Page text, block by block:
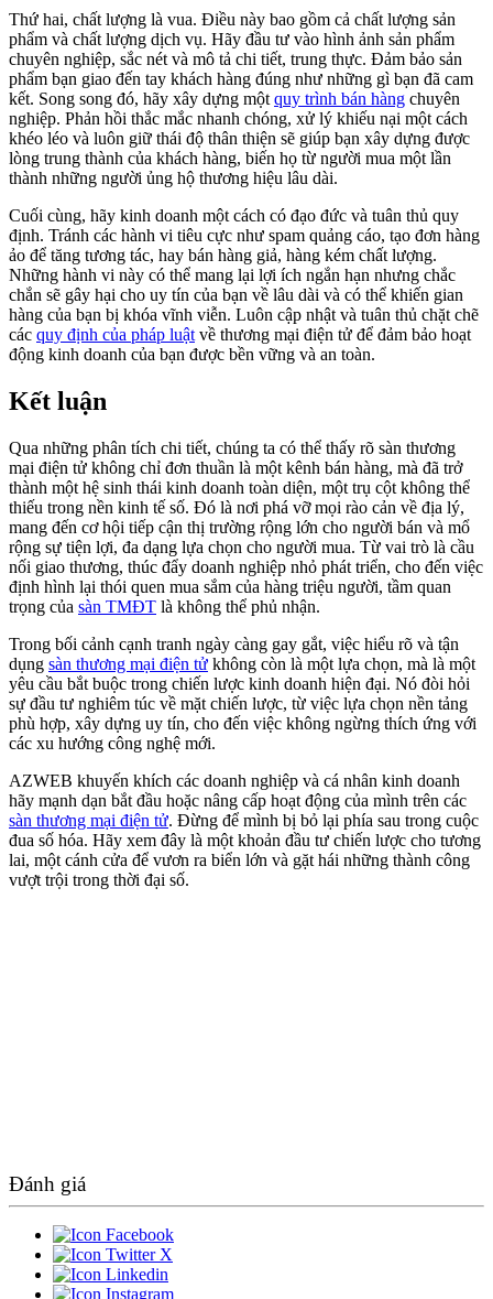
Thứ hai, chất lượng là vua. Điều này bao gồm cả chất lượng sản
phẩm và chất lượng dịch vụ. Hãy đầu tư vào hình ảnh sản phẩm
chuyên nghiệp, sắc nét và mô tả chi tiết, trung thực. Đảm bảo sản
phẩm bạn giao đến tay khách hàng đúng như những gì bạn đã cam
kết. Song song đó, hãy xây dựng một quy trình bán hàng chuyên
nghiệp. Phản hồi thắc mắc nhanh chóng, xử lý khiếu nại một cách
khéo léo và luôn giữ thái độ thân thiện sẽ giúp bạn xây dựng được
lòng trung thành của khách hàng, biến họ từ người mua một lần
thành những người ủng hộ thương hiệu lâu dài.
Cuối cùng, hãy kinh doanh một cách có đạo đức và tuân thủ quy
định. Tránh các hành vi tiêu cực như spam quảng cáo, tạo đơn hàng
ảo để tăng tương tác, hay bán hàng giả, hàng kém chất lượng.
Những hành vi này có thể mang lại lợi ích ngắn hạn nhưng chắc
chắn sẽ gây hại cho uy tín của bạn về lâu dài và có thể khiến gian
hàng của bạn bị khóa vĩnh viễn. Luôn cập nhật và tuân thủ chặt chẽ
các quy định của pháp luật về thương mại điện tử để đảm bảo hoạt
động kinh doanh của bạn được bền vững và an toàn.
Kết luận
Qua những phân tích chi tiết, chúng ta có thể thấy rõ sàn thương
mại điện tử không chỉ đơn thuần là một kênh bán hàng, mà đã trở
thành một hệ sinh thái kinh doanh toàn diện, một trụ cột không thể
thiếu trong nền kinh tế số. Đó là nơi phá vỡ mọi rào cản về địa lý,
mang đến cơ hội tiếp cận thị trường rộng lớn cho người bán và mổ
rộng sự tiện lợi, đa dạng lựa chọn cho người mua. Từ vai trò là cầu
nối giao thương, thúc đẩy doanh nghiệp nhỏ phát triển, cho đến việc
định hình lại thói quen mua sắm của hàng triệu người, tầm quan
trọng của sàn TMĐT là không thể phủ nhận.
Trong bối cảnh cạnh tranh ngày càng gay gắt, việc hiểu rõ và tận
dụng sàn thương mại điện tử không còn là một lựa chọn, mà là một
yêu cầu bắt buộc trong chiến lược kinh doanh hiện đại. Nó đòi hỏi
sự đầu tư nghiêm túc về mặt chiến lược, từ việc lựa chọn nền tảng
phù hợp, xây dựng uy tín, cho đến việc không ngừng thích ứng với
các xu hướng công nghệ mới.
AZWEB khuyến khích các doanh nghiệp và cá nhân kinh doanh
hãy mạnh dạn bắt đầu hoặc nâng cấp hoạt động của mình trên các
sàn thương mại điện tử. Đừng để mình bị bỏ lại phía sau trong cuộc
đua số hóa. Hãy xem đây là một khoản đầu tư chiến lược cho tương
lai, một cánh cửa để vươn ra biển lớn và gặt hái những thành công
vượt trội trong thời đại số.
Đánh giá